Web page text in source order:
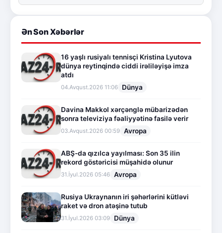
Ən Son Xəbərlər
16 yaşlı rusiyalı tennisçi Kristina Lyutova
dünya reytinqində ciddi irəliləyişə imza
atdı
04.Avqust.2026 11:06 Dünya
Davina Makkol xərçənglə mübarizədən
sonra televiziya fəaliyyətinə fasilə verir
03.Avqust.2026 00:59 Avropa
ABŞ-da qızılca yayılması: Son 35 ilin
rekord göstəricisi müşahidə olunur
31.İyul.2026 05:46 Avropa
Rusiya Ukraynanın iri şəhərlərini kütləvi
raket və dron atəşinə tutub
31.İyul.2026 03:09 Dünya